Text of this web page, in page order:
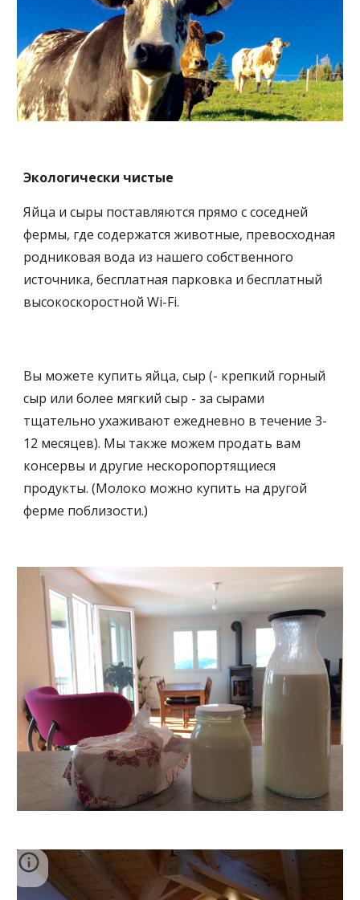
Экологически чистые
Яйца и сыры поставляются прямо с соседней
фермы, где содержатся животные, превосходная
родниковая вода из нашего собственного
источника, бесплатная парковка и бесплатный
высокоскоростной Wi-Fi.
Вы можете купить яйца, сыр (- крепкий горный
сыр или более мягкий сыр - за сырами
тщательно ухаживают ежедневно в течение 3-
12 месяцев). Мы также можем продать вам
консервы и другие нескоропортящиеся
продукты. (Молоко можно купить на другой
ферме поблизости.)